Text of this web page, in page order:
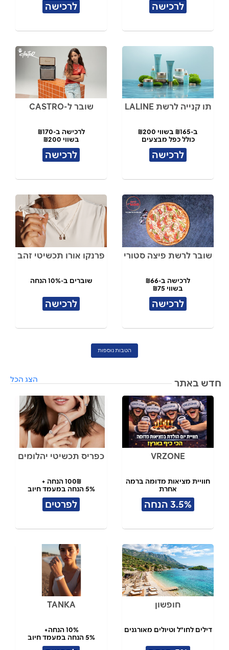
לרכישה לרכישה
תו קנייה לרשת LALINE
ב-₪165 בשווי ₪200
כולל כפל מבצעים
לרכישה
שובר ל-CASTRO
לרכישה ב-₪170
בשווי ₪200
לרכישה
שובר לרשת פיצה סטורי
לרכישה ב-₪66
בשווי ₪75
לרכישה
פרנקו אורו תכשיטי זהב
שוברים ב-10% הנחה
לרכישה
הטבות נוספות
חדש באתר הצג הכל
VRZONE
חוויית מציאות מדומה ברמה
אחרת
3.5% הנחה
כפריס תכשיטי יהלומים
100₪ הנחה +
5% הנחה במעמד חיוב
לפרטים
חופשון
דילים לחו"ל וטיולים מאורגנים
TANKA
10% הנחה+
5% הנחה במעמד חיוב